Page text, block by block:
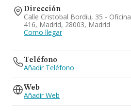
Dirección
Calle Cristobal Bordiu, 35 - Oficina
416, Madrid, 28003, Madrid
Como llegar
Teléfono
Añadir Teléfono
Web
Añadir Web